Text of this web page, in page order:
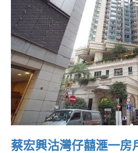
蔡宏興沽灣仔囍滙一